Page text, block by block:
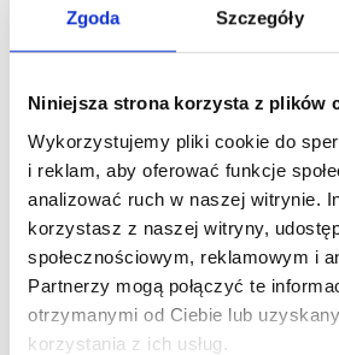
Zgoda Szczegóły
Niniejsza strona korzysta z plików
Wykorzystujemy pliki cookie do
i reklam, aby oferować funkcje
analizować ruch w naszej witrynie.
korzystasz z naszej witryny,
społecznościowym, reklamowym i
Partnerzy mogą połączyć te
otrzymanymi od Ciebie lub
korzystania z ich usług.
BIDET MIXER NERI CHROM
BIDET MIXER NERI
CHROM